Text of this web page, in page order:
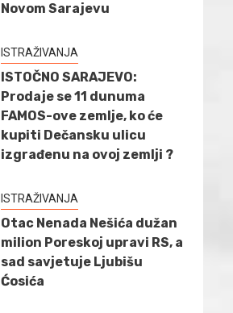
Novom Sarajevu
ISTRAŽIVANJA
ISTOČNO SARAJEVO:
Prodaje se 11 dunuma
FAMOS-ove zemlje, ko će
kupiti Dečansku ulicu
izgrađenu na ovoj zemlji ?
ISTRAŽIVANJA
Otac Nenada Nešića dužan
milion Poreskoj upravi RS, a
sad savjetuje Ljubišu
Ćosića